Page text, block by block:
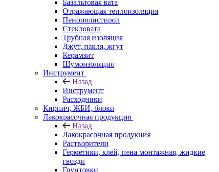
Базальтовая вата
Отражающая теплоизоляция
Пенополистирол
Стекловата
Трубная изоляция
Джут, пакля, жгут
Керамзит
Шумоизоляция
Инструмент
Назад
Инструмент
Расходники
Кирпич, ЖБИ, блоки
Лакокрасочная продукция
Назад
Лакокрасочная продукция
Растворители
Герметики, клей, пена монтажная, жидкие
гвозди
Грунтовки